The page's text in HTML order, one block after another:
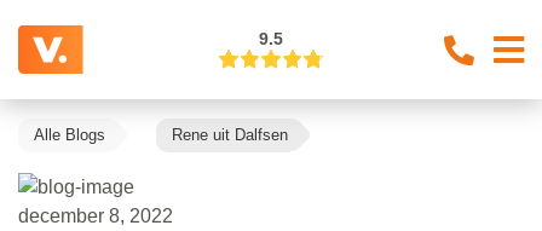
9.5
Alle Blogs Rene uit Dalfsen
december 8, 2022